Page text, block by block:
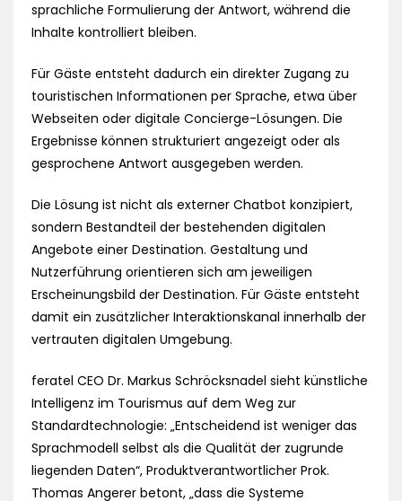
sprachliche Formulierung der Antwort, während die
Inhalte kontrolliert bleiben.
Für Gäste entsteht dadurch ein direkter Zugang zu
touristischen Informationen per Sprache, etwa über
Webseiten oder digitale Concierge-Lösungen. Die
Ergebnisse können strukturiert angezeigt oder als
gesprochene Antwort ausgegeben werden.
Die Lösung ist nicht als externer Chatbot konzipiert,
sondern Bestandteil der bestehenden digitalen
Angebote einer Destination. Gestaltung und
Nutzerführung orientieren sich am jeweiligen
Erscheinungsbild der Destination. Für Gäste entsteht
damit ein zusätzlicher Interaktionskanal innerhalb der
vertrauten digitalen Umgebung.
feratel CEO Dr. Markus Schröcksnadel sieht künstliche
Intelligenz im Tourismus auf dem Weg zur
Standardtechnologie: „Entscheidend ist weniger das
Sprachmodell selbst als die Qualität der zugrunde
liegenden Daten“, Produktverantwortlicher Prok.
Thomas Angerer betont, „dass die Systeme